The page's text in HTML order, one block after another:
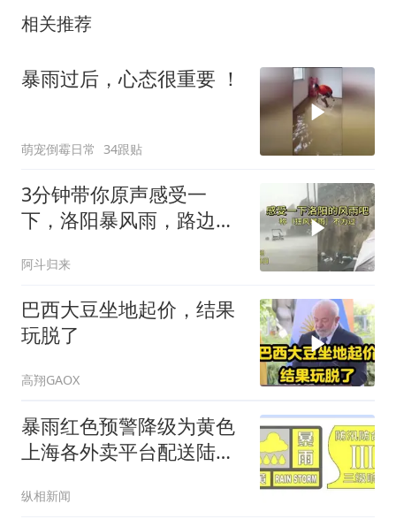
相关推荐
暴雨过后，心态很重要 ！
萌宠倒霉日常 34跟贴
3分钟带你原声感受一
下，洛阳暴风雨，路边大
阿斗归来
巴西大豆坐地起价，结果
玩脱了
高翔GAOX
暴雨红色预警降级为黄色
上海各外卖平台配送陆续
纵相新闻